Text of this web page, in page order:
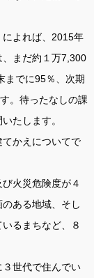
よれば、2015年
まだ約１万7,300
までに95％、次期
。待ったなしの課
たします。
かえについてで
火災危険度が４
ある地域、そし
るまちなど、８
世代で住んでい